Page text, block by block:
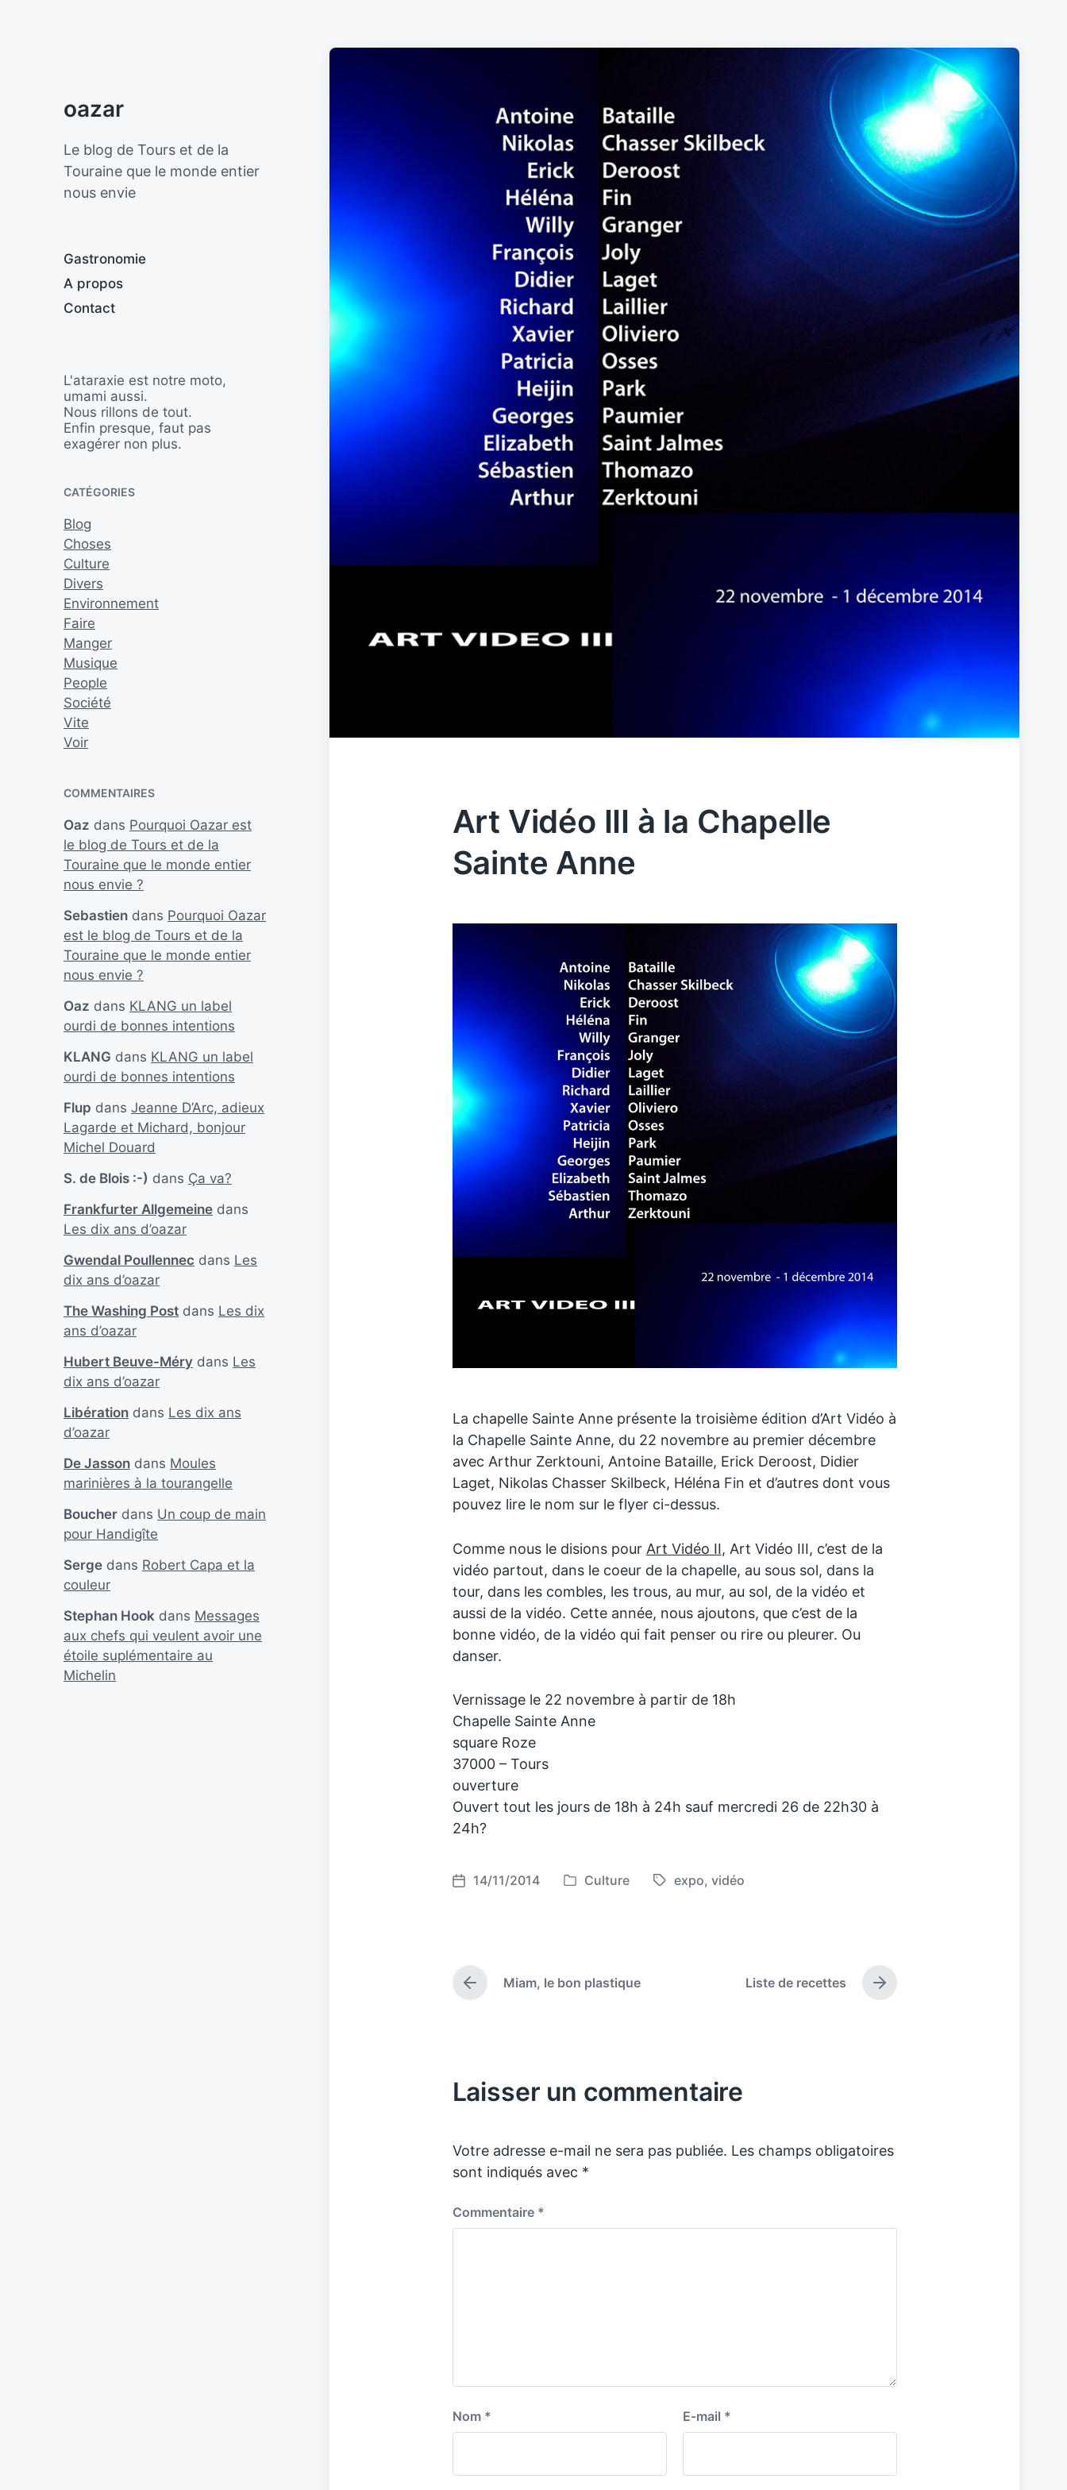
oazar
Le blog de Tours et de la
Touraine que le monde entier
nous envie
Gastronomie
A propos
Contact
L'ataraxie est notre moto,
umami aussi.
Nous rillons de tout.
Enfin presque, faut pas
exagérer non plus.
CATÉGORIES
Blog
Choses
Culture
Divers
Environnement
Faire
Manger
Musique
People
Société
Vite
Voir
COMMENTAIRES
Oaz dans Pourquoi Oazar est
le blog de Tours et de la
Touraine que le monde entier
nous envie ?
Sebastien dans Pourquoi Oazar
est le blog de Tours et de la
Touraine que le monde entier
nous envie ?
Oaz dans KLANG un label
ourdi de bonnes intentions
KLANG dans KLANG un label
ourdi de bonnes intentions
Flup dans Jeanne D’Arc, adieux
Lagarde et Michard, bonjour
Michel Douard
S. de Blois :-) dans Ça va?
Frankfurter Allgemeine dans
Les dix ans d’oazar
Gwendal Poullennec dans Les
dix ans d’oazar
The Washing Post dans Les dix
ans d’oazar
Hubert Beuve-Méry dans Les
dix ans d’oazar
Libération dans Les dix ans
d’oazar
De Jasson dans Moules
marinières à la tourangelle
Boucher dans Un coup de main
pour Handigîte
Serge dans Robert Capa et la
couleur
Stephan Hook dans Messages
aux chefs qui veulent avoir une
étoile suplémentaire au
Michelin
Art Vidéo III à la Chapelle
Sainte Anne
La chapelle Sainte Anne présente la troisième édition d’Art Vidéo à
la Chapelle Sainte Anne, du 22 novembre au premier décembre
avec Arthur Zerktouni, Antoine Bataille, Erick Deroost, Didier
Laget, Nikolas Chasser Skilbeck, Héléna Fin et d’autres dont vous
pouvez lire le nom sur le flyer ci-dessus.
Comme nous le disions pour Art Vidéo II, Art Vidéo III, c’est de la
vidéo partout, dans le coeur de la chapelle, au sous sol, dans la
tour, dans les combles, les trous, au mur, au sol, de la vidéo et
aussi de la vidéo. Cette année, nous ajoutons, que c’est de la
bonne vidéo, de la vidéo qui fait penser ou rire ou pleurer. Ou
danser.
Vernissage le 22 novembre à partir de 18h
Chapelle Sainte Anne
square Roze
37000 – Tours
ouverture
Ouvert tout les jours de 18h à 24h sauf mercredi 26 de 22h30 à
24h?
P
d
a
14/11/2014
P
d
Culture
T
expo, vidéo
P
r
u
s
s
:
Miam, le bon plastique
N
e
Liste de recettes
Laisser un commentaire
Votre adresse e-mail ne sera pas publiée. Les champs obligatoires
sont indiqués avec *
Commentaire *
Nom * E-mail *